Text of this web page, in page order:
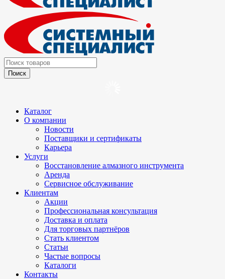
Каталог
О компании
Новости
Поставщики и сертификаты
Карьера
Услуги
Восстановление алмазного инструмента
Аренда
Сервисное обслуживание
Клиентам
Акции
Профессиональная консультация
Доставка и оплата
Для торговых партнёров
Стать клиентом
Статьи
Частые вопросы
Каталоги
Контакты